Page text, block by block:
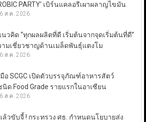
PARTY’ เบิร์นแคลอรีเผาผลาญไขมัน
ส.ค. 2026
นวคิด “ทุกผลผลิตที่ดี เริ่มต้นจากจุดเริ่มต้นที่ดี”
ามเชี่ยวชาญด้านเมล็ดพันธุ์แตงโม
ส.ค. 2026
มือ SCGC เปิดตัวบรรจุภัณฑ์อาหารสัตว์
นิด Food Grade รายแรกในอาเซียน
ส.ค. 2026
ล้วขับจี้ ! กระทรวง ศธ. กำหนดนโยบายส่ง